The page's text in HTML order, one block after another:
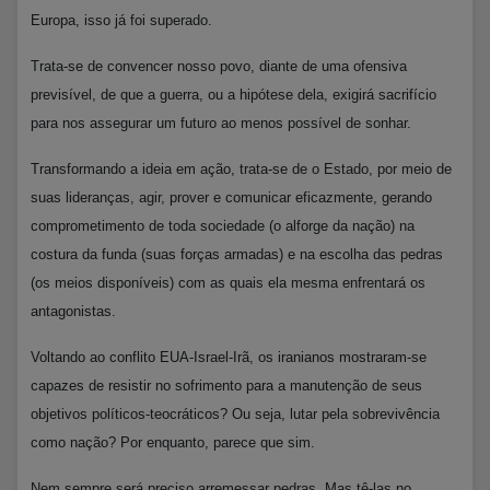
Europa, isso já foi superado.
Trata-se de convencer nosso povo, diante de uma ofensiva
previsível, de que a guerra, ou a hipótese dela, exigirá sacrifício
para nos assegurar um futuro ao menos possível de sonhar.
Transformando a ideia em ação, trata-se de o Estado, por meio de
suas lideranças, agir, prover e comunicar eficazmente, gerando
comprometimento de toda sociedade (o alforge da nação) na
costura da funda (suas forças armadas) e na escolha das pedras
(os meios disponíveis) com as quais ela mesma enfrentará os
antagonistas.
Voltando ao conflito EUA-Israel-Irã, os iranianos mostraram-se
capazes de resistir no sofrimento para a manutenção de seus
objetivos políticos-teocráticos? Ou seja, lutar pela sobrevivência
como nação? Por enquanto, parece que sim.